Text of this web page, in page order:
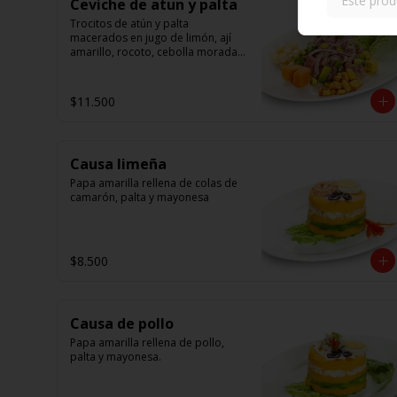
Ceviche de atun y palta
Trocitos de atún y palta
macerados en jugo de limón, ají
amarillo, rocoto, cebolla morada.
$11.500
Causa limeña
Papa amarilla rellena de colas de
camarón, palta y mayonesa
$8.500
Causa de pollo
Papa amarilla rellena de pollo,
palta y mayonesa.